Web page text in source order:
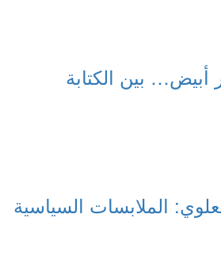
بين الكتابة
الملابسات السياسية